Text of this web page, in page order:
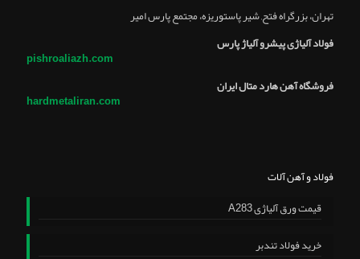
تهران، بزرگراه فتح, شير پاستوريزه، مجتمع پارس امير
فولاد آلیاژی پیشرو آلیاژ پارس
pishroaliazh.com
فروشگاه آهن هارد متال ایران
hardmetaliran.com
فولاد و آهن آلات
قیمت ورق آلیاژی A283
خرید فولاد تندبر